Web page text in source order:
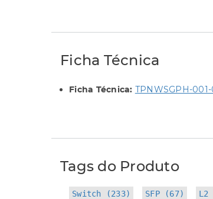
Ficha Técnica
Ficha Técnica: TPNWSGPH-
Tags do Produto
Switch (233) SFP (67) L2